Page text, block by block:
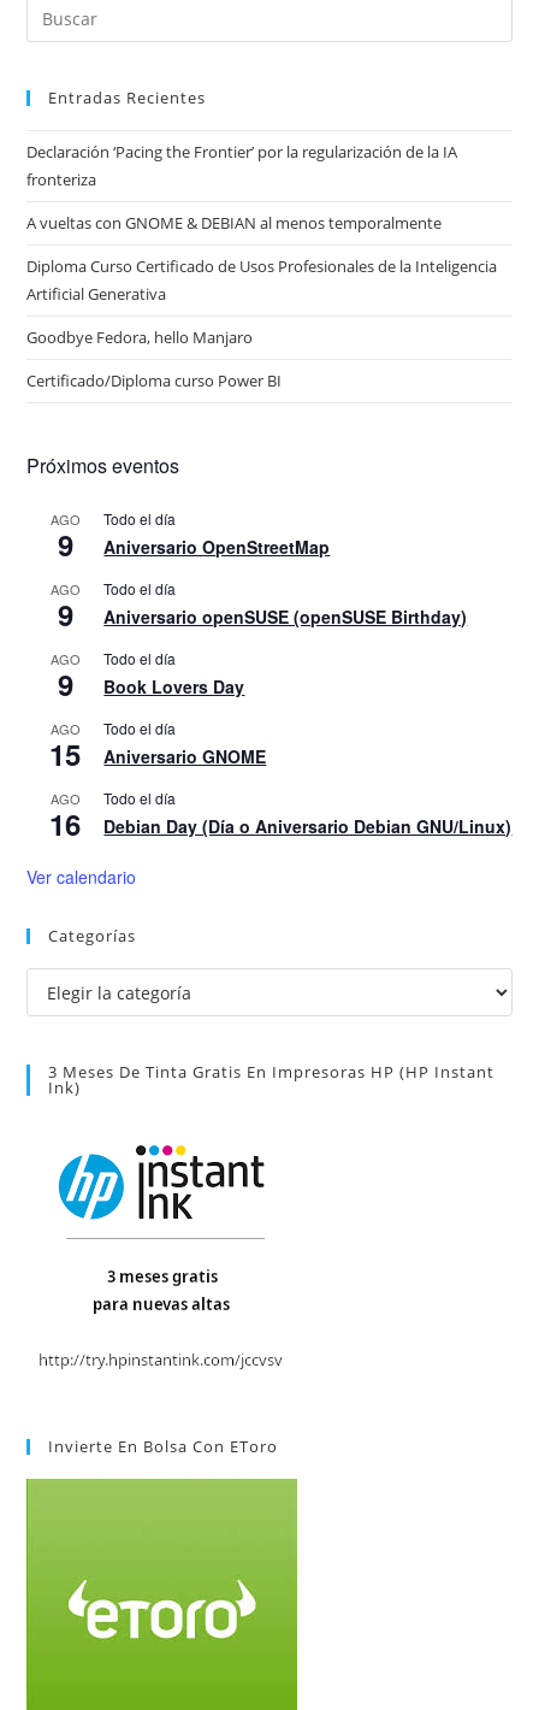
Entradas Recientes
Declaración ‘Pacing the Frontier’ por la regularización de la IA
fronteriza
A vueltas con GNOME & DEBIAN al menos temporalmente
Diploma Curso Certificado de Usos Profesionales de la Inteligencia
Artificial Generativa
Goodbye Fedora, hello Manjaro
Certificado/Diploma curso Power BI
Próximos eventos
AGO
9
Todo el día
Aniversario OpenStreetMap
AGO
9
Todo el día
Aniversario openSUSE (openSUSE Birthday)
AGO
9
Todo el día
Book Lovers Day
AGO
15
Todo el día
Aniversario GNOME
AGO
16
Todo el día
Debian Day (Día o Aniversario Debian GNU/Linux)
Ver calendario
Categorías
Categorías
3 Meses De Tinta Gratis En Impresoras HP (HP Instant
Ink)
Invierte En Bolsa Con EToro